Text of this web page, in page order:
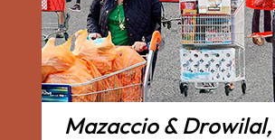
Mazaccio &